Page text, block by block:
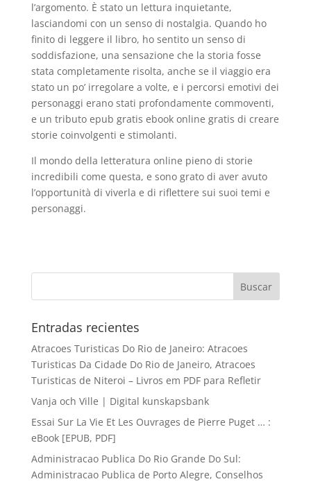
l’argomento. È stato un lettura inquietante,
lasciandomi con un senso di nostalgia. Quando ho
finito di leggere il libro, ho sentito un senso di
soddisfazione, una sensazione che la storia fosse
stata completamente risolta, anche se il viaggio era
stato un po’ irregolare a volte, e i percorsi emotivi dei
personaggi erano stati profondamente commoventi,
e un tributo epub gratis ebook online gratis di creare
storie coinvolgenti e stimolanti.
Il mondo della letteratura online pieno di storie
incredibili come questa, e sono grato di aver avuto
l’opportunità di viverla e di riflettere sui suoi temi e
personaggi.
Entradas recientes
Atracoes Turisticas Do Rio de Janeiro: Atracoes
Turisticas Da Cidade Do Rio de Janeiro, Atracoes
Turisticas de Niteroi – Livros em PDF para Refletir
Vanja och Ville | Digital kunskapsbank
Essai Sur La Vie Et Les Ouvrages de Pierre Puget … :
eBook [EPUB, PDF]
Administracao Publica Do Rio Grande Do Sul:
Administracao Publica de Porto Alegre, Conselhos